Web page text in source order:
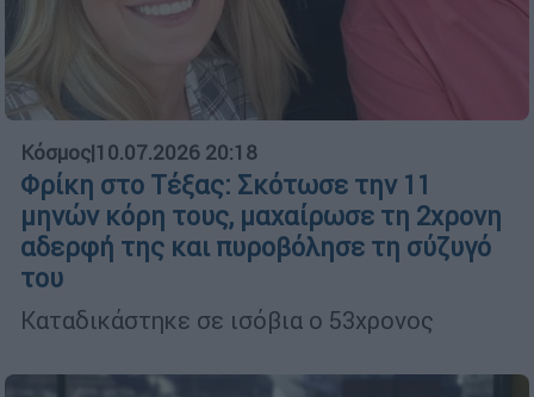
Κόσμος|10.07.2026 20:18
Φρίκη στο Τέξας: Σκότωσε την 11
μηνών κόρη τους, μαχαίρωσε τη 2χρονη
αδερφή της και πυροβόλησε τη σύζυγό
του
Καταδικάστηκε σε ισόβια ο 53χρονος